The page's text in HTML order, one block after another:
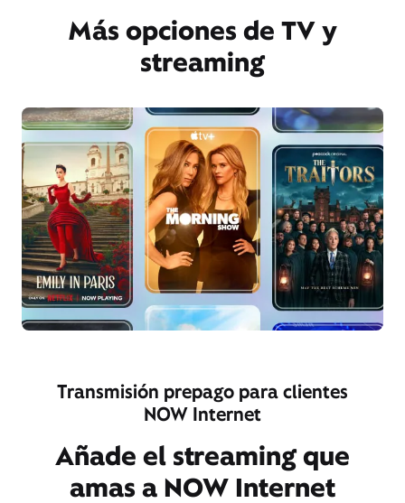
Más opciones de TV y
streaming
Transmisión prepago para clientes
NOW Internet
Añade el streaming que
amas a NOW Internet